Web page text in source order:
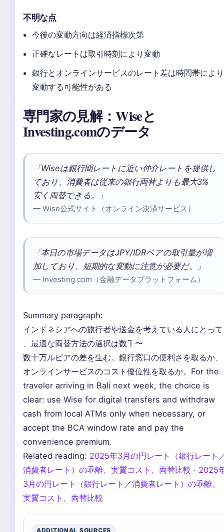
不明な点
今後の変動方向は経済指標次第
正確なレートは取引時刻により変動
銀行とオンラインサービスのレート差は時間帯により
変動する可能性がある
専門家の見解：Wiseと
Investing.comのデータ
「Wiseは銀行間レートに近い仲介レートを提供し
ており、消費者は従来の銀行両替よりも最大3%
安く両替できる。」
— Wise公式サイト（オンライン決済サービス）
「本日の市場データはJPY/IDRペアの取引量が増
加しており、短期的な変動に注意が必要だ。」
— Investing.com（金融データプラットフォーム）
Summary paragraph:
インドネシアへの旅行者や送金を考えている人にとって
、最適な両替方法の選択は数千〜
数十万ルピアの差を生む。銀行窓口の便利さを取るか、
オンラインサービスのコスト優位性を取るか。For the
traveler arriving in Bali next week, the choice is
clear: use Wise for digital transfers and withdraw
cash from local ATMs only when necessary, or
accept the BCA window rate and pay the
convenience premium.
Related reading: 2025年3月の円レート（銀行レート
消費者レート）の乖離、実質コスト、両替比較 · 2025
3月の円レート（銀行レート／消費者レート）の乖離、
実質コスト、両替比較
ADDITIONAL SOURCES